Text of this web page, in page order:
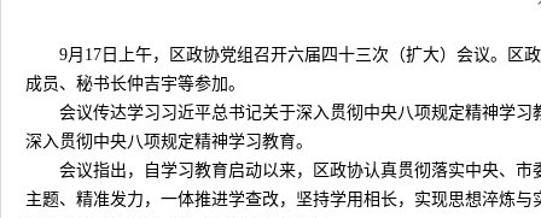
9月17日上午，区政协党组召开六届四十三次（扩大）会议。区
成员、秘书长仲吉宇等参加。
会议传达学习习近平总书记关于深入贯彻中央八项规定精神学
深入贯彻中央八项规定精神学习教育。
会议指出，自学习教育启动以来，区政协认真贯彻落实中央、
主题、精准发力，一体推进学查改，坚持学用相长，实现思想淬炼